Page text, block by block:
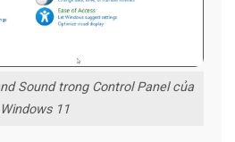
Sound trong Control Panel của
Windows 11